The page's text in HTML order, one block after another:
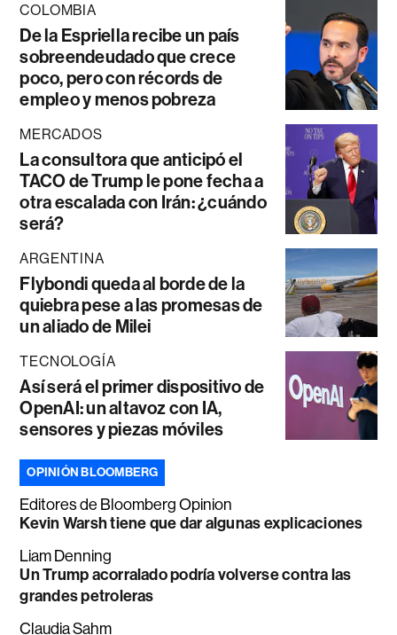
COLOMBIA
De la Espriella recibe un país
sobreendeudado que crece
poco, pero con récords de
empleo y menos pobreza
MERCADOS
La consultora que anticipó el
TACO de Trump le pone fecha a
otra escalada con Irán: ¿cuándo
será?
ARGENTINA
Flybondi queda al borde de la
quiebra pese a las promesas de
un aliado de Milei
TECNOLOGÍA
Así será el primer dispositivo de
OpenAI: un altavoz con IA,
sensores y piezas móviles
OPINIÓN BLOOMBERG
Editores de Bloomberg Opinion
Kevin Warsh tiene que dar algunas explicaciones
Liam Denning
Un Trump acorralado podría volverse contra las
grandes petroleras
Claudia Sahm